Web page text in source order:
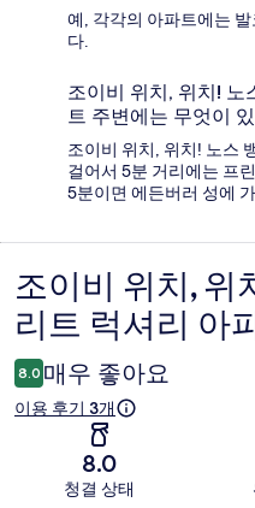
예, 각각의 아파트에는
다.
조이비 위치, 위치! 노
트 주변에는 무엇이
조이비 위치, 위치! 노스
걸어서 5분 거리에는 프
5분이면 에든버러 성에
이
용
후
기
조이비 위치, 위
리트 럭셔리 아
8.0 매우 좋아요
이용 후기 3개
8.0
청결 상태